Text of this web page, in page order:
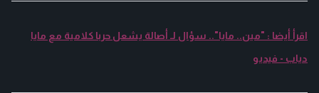
اقرأ أيضا : "مين.. مايا".. سؤال لـ أصالة يشعل حربا كلامية مع مايا
دياب - فيديو